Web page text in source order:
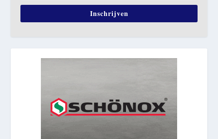
Inschrijven